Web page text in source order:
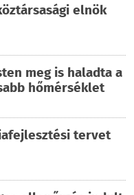
elnök
meg is haladta a
hőmérséklet
tervet